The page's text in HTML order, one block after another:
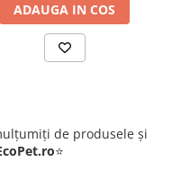
ADAUGA IN COS
de produsele și
⭐